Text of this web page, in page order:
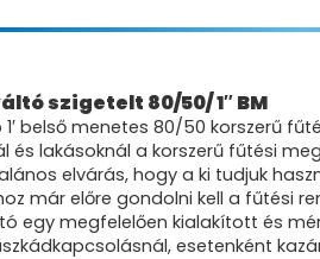
szigetelt 80/50/ 1″ BM
1′ belső menetes 80/50
és lakásoknál a korszerű fűtési
elvárás, hogy a ki tudjuk
már előre gondolni kell a fűtési
egy megfelelően kialakított és
esetenként